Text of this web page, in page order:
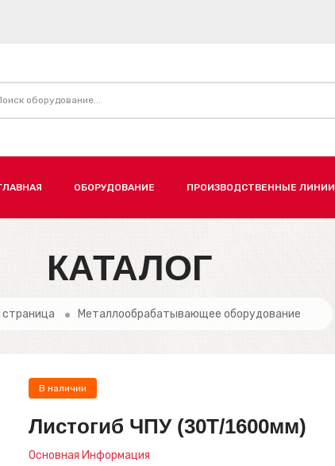
ОБОРУДОВАНИЕ ПРОИЗВОДСТВЕННЫЕ ЛИНИИ
КАТАЛОГ
страница Металлообрабатывающее оборудование
В наличии
Листогиб ЧПУ (30Т/1600мм)
Основная Информация